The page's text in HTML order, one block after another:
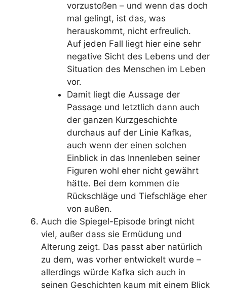
vorzustoßen – und wenn das doch
mal gelingt, ist das, was
herauskommt, nicht erfreulich.
Auf jeden Fall liegt hier eine sehr
negative Sicht des Lebens und der
Situation des Menschen im Leben
vor.
Damit liegt die Aussage der
Passage und letztlich dann auch
der ganzen Kurzgeschichte
durchaus auf der Linie Kafkas,
auch wenn der einen solchen
Einblick in das Innenleben seiner
Figuren wohl eher nicht gewährt
hätte. Bei dem kommen die
Rückschläge und Tiefschläge eher
von außen.
Auch die Spiegel-Episode bringt nicht
viel, außer dass sie Ermüdung und
Alterung zeigt. Das passt aber natürlich
zu dem, was vorher entwickelt wurde –
allerdings würde Kafka sich auch in
seinen Geschichten kaum mit einem Blick